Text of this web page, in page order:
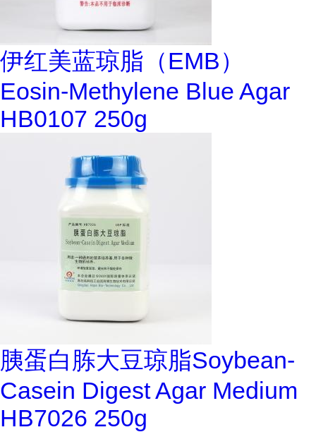
伊红美蓝琼脂（EMB）
Eosin-Methylene Blue Agar
HB0107 250g
胰蛋白胨大豆琼脂Soybean-
Casein Digest Agar Medium
HB7026 250g